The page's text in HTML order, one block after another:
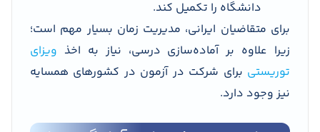
دانشگاه را تکمیل کند.
برای متقاضیان ایرانی، مدیریت زمان بسیار مهم است؛
زیرا علاوه بر آماده‌سازی درسی، نیاز به اخذ ویزای
توریستی برای شرکت در آزمون در کشورهای همسایه
نیز وجود دارد.